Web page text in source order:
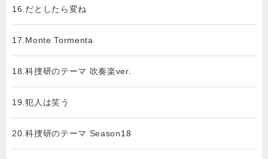
16.だとしたら変ね
17.Monte Tormenta
18.科捜研のテーマ 吹奏楽ver.
19.犯人は笑う
20.科捜研のテーマ Season18